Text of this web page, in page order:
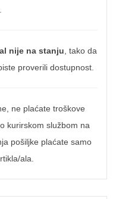
.
nije na stanju, tako da
proverili dostupnost.
ne plaćate troškove
kurirskom službom na
pošiljke plaćate samo
ala.